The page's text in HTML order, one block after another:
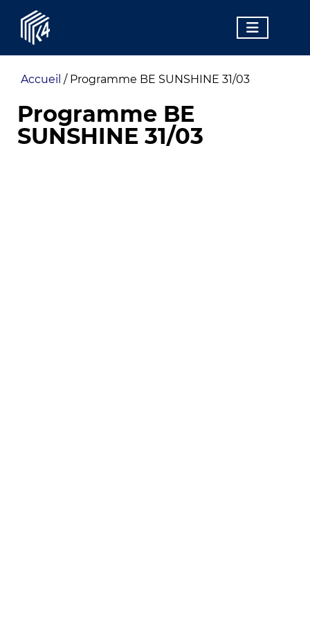
Accueil / Programme BE SUNSHINE 31/03
Programme BE
SUNSHINE 31/03